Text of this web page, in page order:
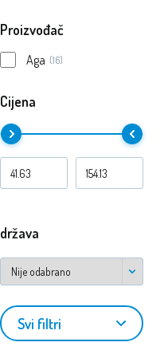
Proizvođač
Aga (16)
Cijena
država
Svi filtri